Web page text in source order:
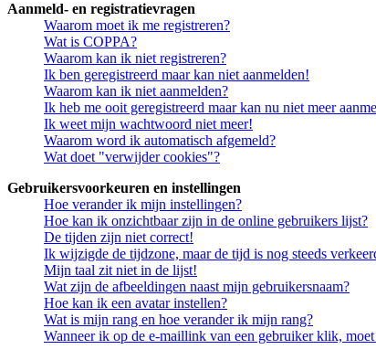
Aanmeld- en registratievragen
Waarom moet ik me registreren?
Wat is COPPA?
Waarom kan ik niet registreren?
Ik ben geregistreerd maar kan niet aanmelden!
Waarom kan ik niet aanmelden?
Ik heb me ooit geregistreerd maar kan nu niet meer
Ik weet mijn wachtwoord niet meer!
Waarom word ik automatisch afgemeld?
Wat doet "verwijder cookies"?
Gebruikersvoorkeuren en instellingen
Hoe verander ik mijn instellingen?
Hoe kan ik onzichtbaar zijn in de online gebruikers lijst?
De tijden zijn niet correct!
Ik wijzigde de tijdzone, maar de tijd is nog steeds
Mijn taal zit niet in de lijst!
Wat zijn de afbeeldingen naast mijn gebruikersnaam?
Hoe kan ik een avatar instellen?
Wat is mijn rang en hoe verander ik mijn rang?
Wanneer ik op de e-maillink van een gebruiker klik,